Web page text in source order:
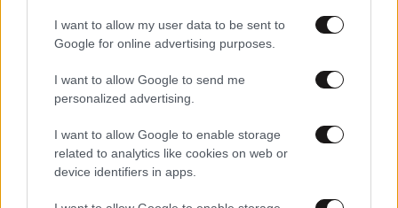
I want to allow my user data to be sent to
Google for online advertising purposes.
I want to allow Google to send me
personalized advertising.
I want to allow Google to enable storage
related to analytics like cookies on web or
device identifiers in apps.